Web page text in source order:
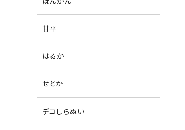
甘平
はるか
せとか
デコしらぬい